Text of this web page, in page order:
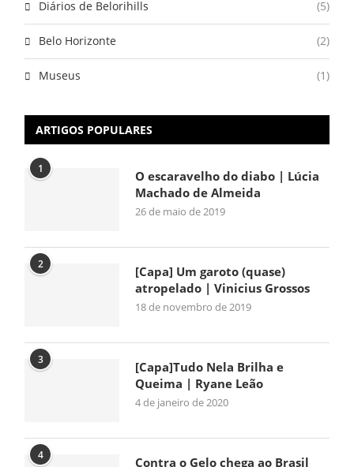
Diários de Belorihills (5)
Belo Horizonte (2)
Museus (1)
ARTIGOS POPULARES
1
O escaravelho do diabo | Lúcia
Machado de Almeida
26 de maio de 2019
2
[Capa] Um garoto (quase)
atropelado | Vinicius Grossos
18 de novembro de 2019
3
[Capa]Tudo Nela Brilha e
Queima | Ryane Leão
4 de janeiro de 2020
4 Contra o Gelo chega ao Brasil